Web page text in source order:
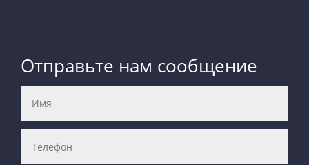
Отправьте нам сообщение